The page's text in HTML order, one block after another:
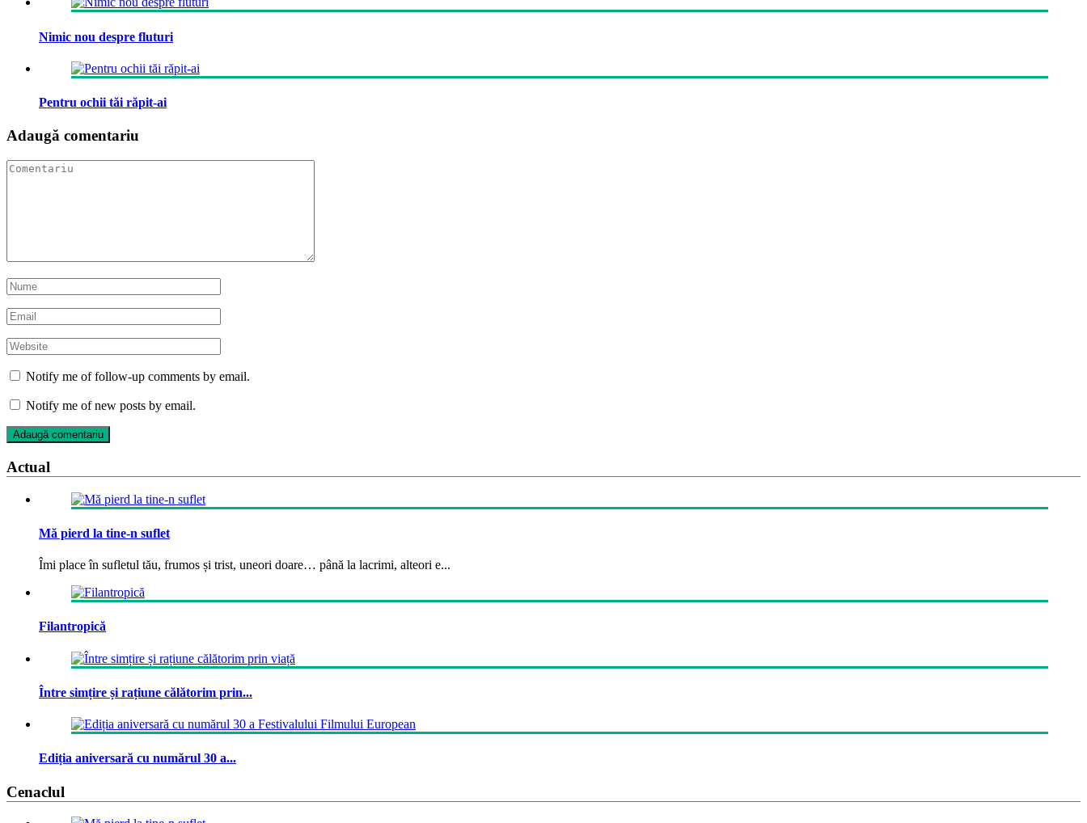
Nimic nou despre fluturi
Pentru ochii tăi răpit-ai
Adaugă comentariu
Notify me of follow-up comments by email.
Notify me of new posts by email.
Actual
Mă pierd la tine-n suflet
Îmi place în sufletul tău, frumos și trist, uneori doare… până la lacrimi, alteori e...
Filantropică
Între simțire și rațiune călătorim prin...
Ediția aniversară cu numărul 30 a...
Cenaclul